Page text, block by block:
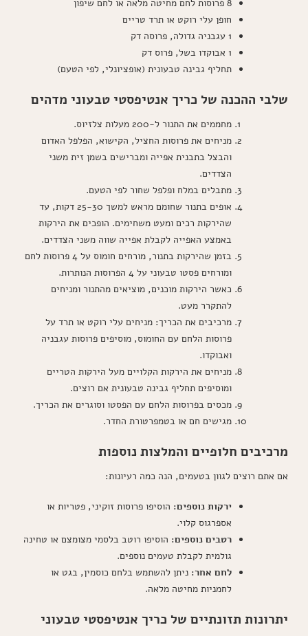
8 פרוסות לחם מחיטה מלאה או לחם שיפון
חופן עלי רוקט או תרד טריים
1 עגבניה גדולה, פרוסה דק
1 אבוקדו בשל, פרוס דק
תחליף גבינה טבעונית (אופציונלי, לפי הטעם)
שלבי ההכנה של כריך אנטיפסטי טבעוני מדהים
מחממים את התנור ל-200 מעלות צלזיוס.
מניחים את פרוסות החציל, הקישוא, הפלפל האדום
והבצל בתבנית אפייה ומברישים בשמן זית משני
הצדדים.
מתבלים במלח ופלפל שחור לפי הטעם.
אופים בתנור שחומם מראש למשך 25-30 דקות, עד
שהירקות רכים ומעט משחימים. הופכים את הירקות
באמצע האפייה לקבלת אפייה שווה משני הצדדים.
בזמן שהירקות בתנור, מורחים חומוס על 4 פרוסות לחם
ומורחים פסטו טבעוני על 4 הפרוסות הנותרות.
כאשר הירקות מוכנים, מוציאים מהתנור ומניחים
להתקרר מעט.
מרכיבים את הכריך: מניחים עלי רוקט או תרד על
פרוסות הלחם עם החומוס, מוסיפים פרוסות עגבניה
ואבוקדו.
מניחים את הירקות הקלויים מעל הירקות הטריים
ומוסיפים תחליף גבינה טבעונית אם רוצים.
מכסים בפרוסות הלחם עם הפסטו וסוגרים את הכריך.
מגישים חם או בטמפרטורת החדר.
מרכיבים חלופיים והמלצות נוספות
אם אתם רוצים לגוון בטעמים, הנה כמה רעיונות:
ירקות נוספים: הוסיפו פרוסות זוקיני, פטריות או
אספרגוס קלוי.
רטבים נוספים: הוסיפו רוטב בלסמי מצומצם או טחינה
גולמית לקבלת טעמים נוספים.
לחם אחר: ניתן להשתמש בלחם כוסמין, בגט או
לחמניות מחיטה מלאה.
יתרונות תזונתיים של כריך אנטיפסטי טבעוני